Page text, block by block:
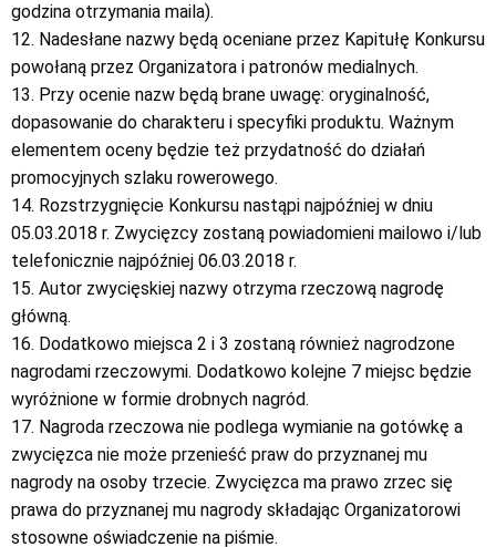
godzina otrzymania maila).
12. Nadesłane nazwy będą oceniane przez Kapitułę Konkursu
powołaną przez Organizatora i patronów medialnych.
13. Przy ocenie nazw będą brane uwagę: oryginalność,
dopasowanie do charakteru i specyfiki produktu. Ważnym
elementem oceny będzie też przydatność do działań
promocyjnych szlaku rowerowego.
14. Rozstrzygnięcie Konkursu nastąpi najpóźniej w dniu
05.03.2018 r. Zwycięzcy zostaną powiadomieni mailowo i/lub
telefonicznie najpóźniej 06.03.2018 r.
15. Autor zwycięskiej nazwy otrzyma rzeczową nagrodę
główną.
16. Dodatkowo miejsca 2 i 3 zostaną również nagrodzone
nagrodami rzeczowymi. Dodatkowo kolejne 7 miejsc będzie
wyróżnione w formie drobnych nagród.
17. Nagroda rzeczowa nie podlega wymianie na gotówkę a
zwycięzca nie może przenieść praw do przyznanej mu
nagrody na osoby trzecie. Zwycięzca ma prawo zrzec się
prawa do przyznanej mu nagrody składając Organizatorowi
stosowne oświadczenie na piśmie.